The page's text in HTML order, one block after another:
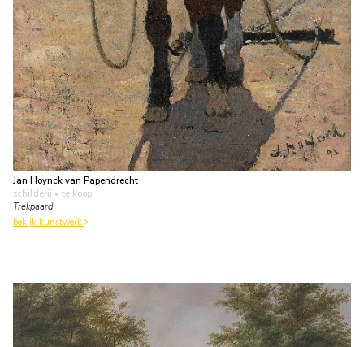
Jan Hoynck van Papendrecht
schilderij • te koop
Trekpaard
bekijk kunstwerk